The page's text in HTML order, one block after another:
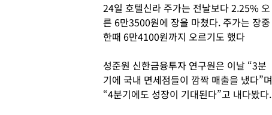
24일 호텔신라 주가는 전날보다 2.25% 오
른 6만3500원에 장을 마쳤다. 주가는 장중
한때 6만4100원까지 오르기도 했다
성준원 신한금융투자 연구원은 이날 “3분
기에 국내 면세점들이 깜짝 매출을 냈다”며
“4분기에도 성장이 기대된다”고 내다봤다.